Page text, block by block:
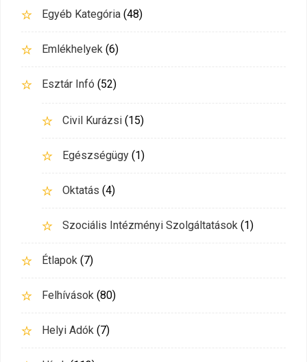
Egyéb Kategória (48)
Emlékhelyek (6)
Esztár Infó (52)
Civil Kurázsi (15)
Egészségügy (1)
Oktatás (4)
Szociális Intézményi Szolgáltatások (1)
Étlapok (7)
Felhívások (80)
Helyi Adók (7)